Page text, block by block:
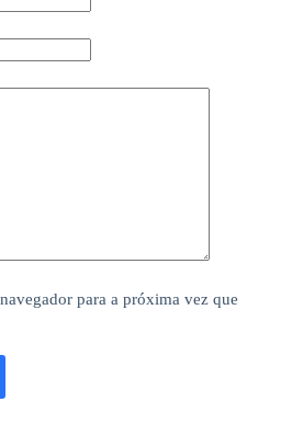
para a próxima vez que